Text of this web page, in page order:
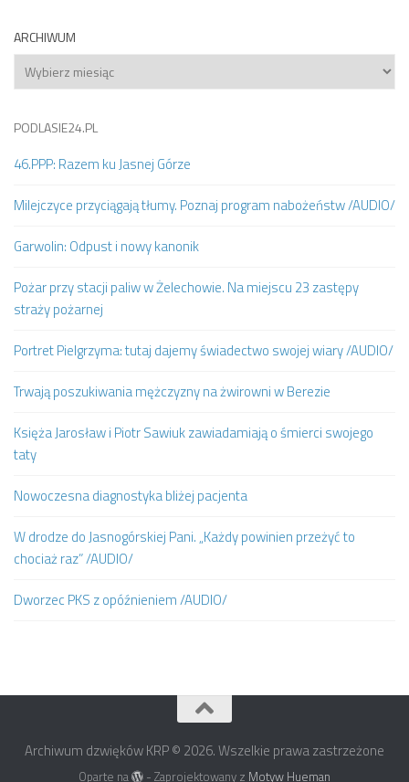
ARCHIWUM
Archiwum
PODLASIE24.PL
46.PPP: Razem ku Jasnej Górze
Milejczyce przyciągają tłumy. Poznaj program nabożeństw /AUDIO/
Garwolin: Odpust i nowy kanonik
Pożar przy stacji paliw w Żelechowie. Na miejscu 23 zastępy
straży pożarnej
Portret Pielgrzyma: tutaj dajemy świadectwo swojej wiary /AUDIO/
Trwają poszukiwania mężczyzny na żwirowni w Berezie
Księża Jarosław i Piotr Sawiuk zawiadamiają o śmierci swojego
taty
Nowoczesna diagnostyka bliżej pacjenta
W drodze do Jasnogórskiej Pani. „Każdy powinien przeżyć to
chociaż raz” /AUDIO/
Dworzec PKS z opóźnieniem /AUDIO/
Archiwum dzwięków KRP © 2026. Wszelkie prawa zastrzeżone
Oparte na - Zaprojektowany z Motyw Hueman